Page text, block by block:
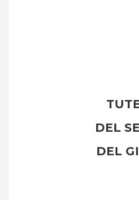
DEL
DEL